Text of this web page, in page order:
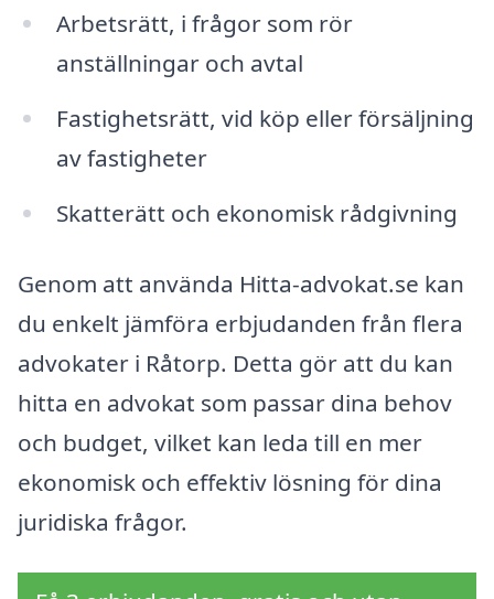
Arbetsrätt, i frågor som rör
anställningar och avtal
Fastighetsrätt, vid köp eller försäljning
av fastigheter
Skatterätt och ekonomisk rådgivning
Genom att använda Hitta-advokat.se kan
du enkelt jämföra erbjudanden från flera
advokater i Råtorp. Detta gör att du kan
hitta en advokat som passar dina behov
och budget, vilket kan leda till en mer
ekonomisk och effektiv lösning för dina
juridiska frågor.